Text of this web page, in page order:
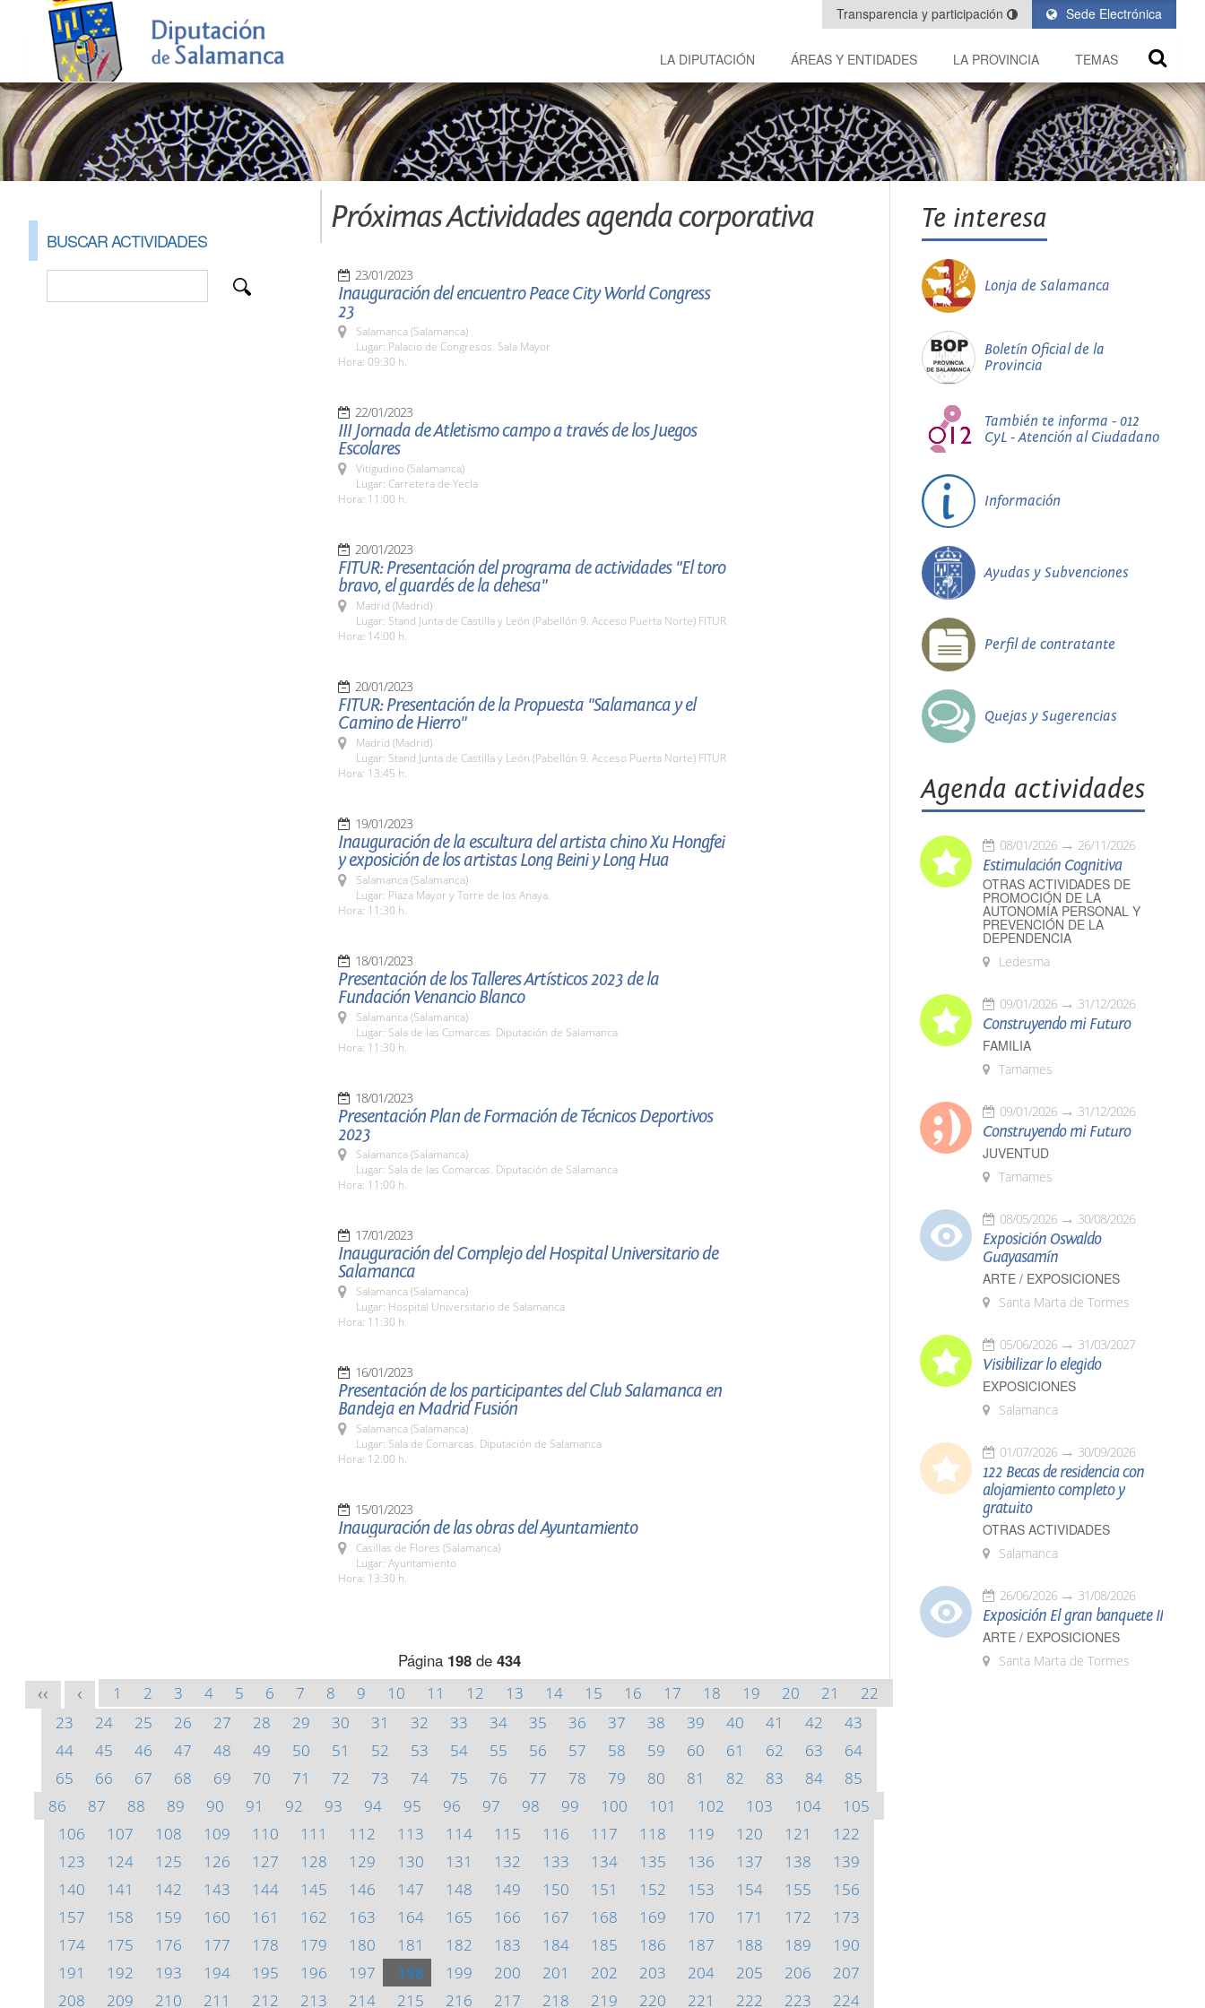
Sede Electrónica
Transparencia y participación
LA DIPUTACIÓN ÁREAS Y ENTIDADES LA PROVINCIA TEMAS
BUSCAR ACTIVIDADES
Próximas Actividades agenda corporativa
23/01/2023
Inauguración del encuentro Peace City World Congress
23
Salamanca (Salamanca)
Lugar: Palacio de Congresos. Sala Mayor
Hora: 09:30 h.
22/01/2023
III Jornada de Atletismo campo a través de los Juegos
Escolares
Vitigudino (Salamanca)
Lugar: Carretera de Yecla
Hora: 11:00 h.
20/01/2023
FITUR: Presentación del programa de actividades "El toro
bravo, el guardés de la dehesa"
Madrid (Madrid)
Lugar: Stand Junta de Castilla y León (Pabellón 9. Acceso Puerta Norte) FITUR
Hora: 14:00 h.
20/01/2023
FITUR: Presentación de la Propuesta "Salamanca y el
Camino de Hierro"
Madrid (Madrid)
Lugar: Stand Junta de Castilla y León (Pabellón 9. Acceso Puerta Norte) FITUR
Hora: 13:45 h.
19/01/2023
Inauguración de la escultura del artista chino Xu Hongfei
y exposición de los artistas Long Beini y Long Hua
Salamanca (Salamanca)
Lugar: Plaza Mayor y Torre de los Anaya.
Hora: 11:30 h.
18/01/2023
Presentación de los Talleres Artísticos 2023 de la
Fundación Venancio Blanco
Salamanca (Salamanca)
Lugar: Sala de las Comarcas. Diputación de Salamanca
Hora: 11:30 h.
18/01/2023
Presentación Plan de Formación de Técnicos Deportivos
2023
Salamanca (Salamanca)
Lugar: Sala de las Comarcas. Diputación de Salamanca
Hora: 11:00 h.
17/01/2023
Inauguración del Complejo del Hospital Universitario de
Salamanca
Salamanca (Salamanca)
Lugar: Hospital Universitario de Salamanca
Hora: 11:30 h.
16/01/2023
Presentación de los participantes del Club Salamanca en
Bandeja en Madrid Fusión
Salamanca (Salamanca)
Lugar: Sala de Comarcas. Diputación de Salamanca
Hora: 12.00 h.
15/01/2023
Inauguración de las obras del Ayuntamiento
Casillas de Flores (Salamanca)
Lugar: Ayuntamiento
Hora: 13:30 h.
Página 198de 434
<< < 1 2 3 4 5 6 7 8 9 10 11 12 13 14 15 16 17 18 19 20 21
22
23
24 25 26 27 28 29 30 31 32 33 34 35 36 37 38 39 40 41 42
43
44
45 46 47 48 49 50 51 52 53 54 55 56 57 58 59 60 61 62 63
64
65
66 67 68 69 70 71 72 73 74 75 76 77 78 79 80 81 82 83 84
85
86
87 88 89 90 91 92 93 94 95 96 97 98 99 100 101 102 103 104
105
106
107 108 109 110 111 112 113 114 115 116 117 118 119 120 121
122
123
124 125 126 127 128 129 130 131 132 133 134 135 136 137 138
139
140
141 142 143 144 145 146 147 148 149 150 151 152 153 154 155
156
157
158 159 160 161 162 163 164 165 166 167 168 169 170 171 172
173
174
175 176 177 178 179 180 181 182 183 184 185 186 187 188 189
190
191
192 193 194 195 196 197 198 199 200 201 202 203 204 205 206
207
208
209 210 211 212 213 214 215 216 217 218 219 220 221 222 223 224
Te interesa
Lonja de Salamanca
Boletín Oficial de la
Provincia
También te informa - 012
CyL - Atención al Ciudadano
Información
Ayudas y Subvenciones
Perfil de contratante
Quejas y Sugerencias
Agenda actividades
08/01/2026 26/11/2026
Estimulación Cognitiva
OTRAS ACTIVIDADES DE
PROMOCIÓN DE LA
AUTONOMÍA PERSONAL Y
PREVENCIÓN DE LA
DEPENDENCIA
Ledesma
09/01/2026 31/12/2026
Construyendo mi Futuro
FAMILIA
Tamames
09/01/2026 31/12/2026
Construyendo mi Futuro
JUVENTUD
Tamames
08/05/2026 30/08/2026
Exposición Oswaldo
Guayasamín
ARTE / EXPOSICIONES
Santa Marta de Tormes
05/06/2026 31/03/2027
Visibilizar lo elegido
EXPOSICIONES
Salamanca
01/07/2026 30/09/2026
122 Becas de residencia con
alojamiento completo y
gratuito
OTRAS ACTIVIDADES
Salamanca
26/06/2026 31/08/2026
Exposición El gran banquete II
ARTE / EXPOSICIONES
Santa Marta de Tormes